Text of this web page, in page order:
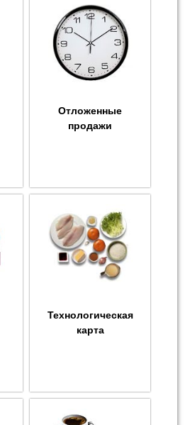
Отложенные
продажи
Технологическая
карта